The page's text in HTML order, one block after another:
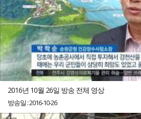
2016년 10월 26일 방송 전체 영상
방송일 : 2016-10-26